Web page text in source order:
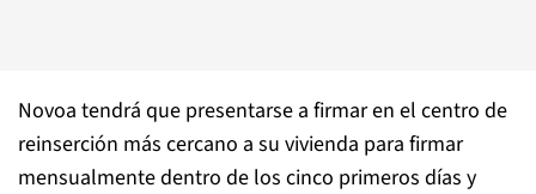
Novoa tendrá que presentarse a firmar en el centro de
reinserción más cercano a su vivienda para firmar
mensualmente dentro de los cinco primeros días y